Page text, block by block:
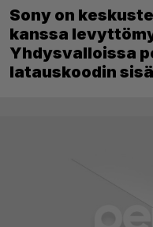
Sony on
kanssa
Yhdysvalloissa
latauskoodin